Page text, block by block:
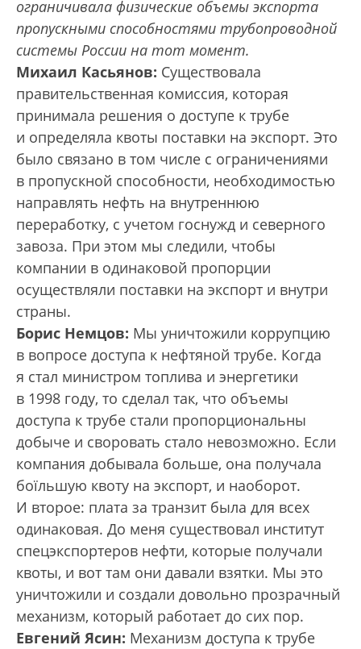
ограничивала физические объемы экспорта
пропускными способностями трубопроводной
системы России на тот момент.
Михаил Касьянов: Существовала
правительственная комиссия, которая
принимала решения о доступе к трубе
и определяла квоты поставки на экспорт. Это
было связано в том числе с ограничениями
в пропускной способности, необходимостью
направлять нефть на внутреннюю
переработку, с учетом госнужд и северного
завоза. При этом мы следили, чтобы
компании в одинаковой пропорции
осуществляли поставки на экспорт и внутри
страны.
Борис Немцов: Мы уничтожили коррупцию
в вопросе доступа к нефтяной трубе. Когда
я стал министром топлива и энергетики
в 1998 году, то сделал так, что объемы
доступа к трубе стали пропорциональны
добыче и своровать стало невозможно. Если
компания добывала больше, она получала
боїльшую квоту на экспорт, и наоборот.
И второе: плата за транзит была для всех
одинаковая. До меня существовал институт
спецэкспортеров нефти, которые получали
квоты, и вот там они давали взятки. Мы это
уничтожили и создали довольно прозрачный
механизм, который работает до сих пор.
Евгений Ясин: Механизм доступа к трубе